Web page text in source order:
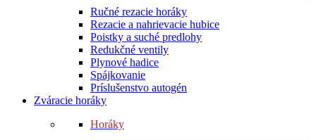
Ručné rezacie horáky
Rezacie a nahrievacie hubice
Poistky a suché predlohy
Redukčné ventily
Plynové hadice
Spájkovanie
Príslušenstvo autogén
Zváracie horáky
Horáky